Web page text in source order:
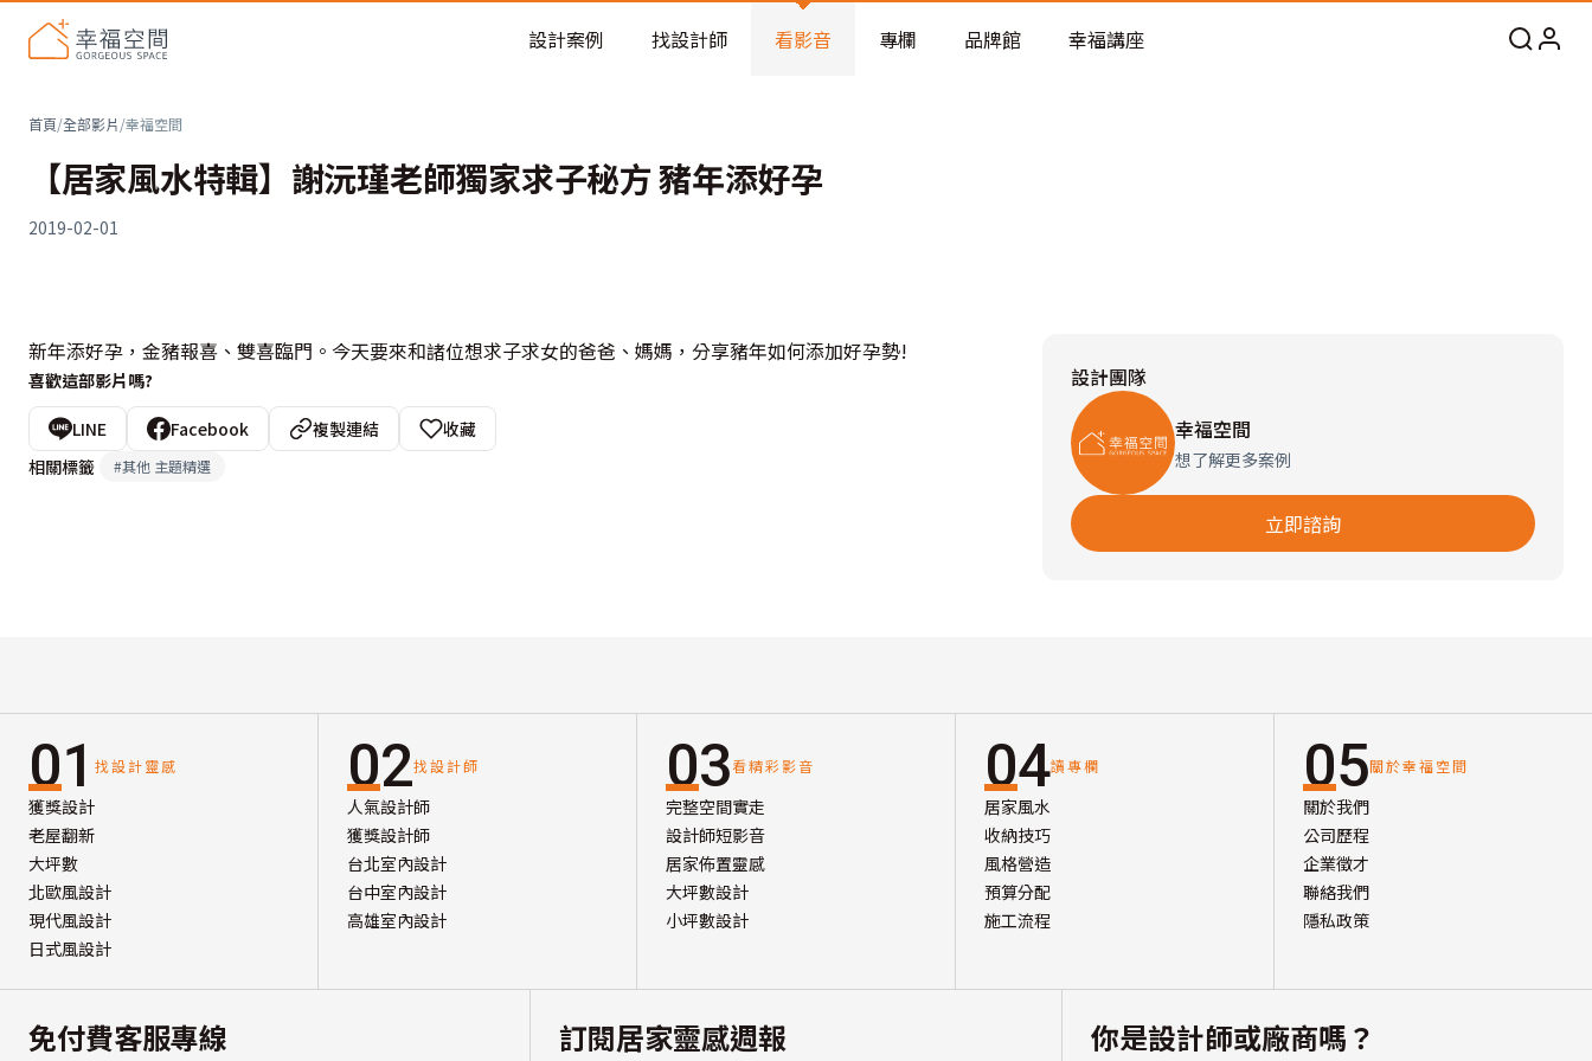
老屋預算分配與高 CP 值煥新術
設計案例 找設計師 看影音 專欄 品牌館 幸福講座
首頁/全部影片/幸福空間
【居家風水特輯】謝沅瑾老師獨家求子秘方 豬年添好孕
2019-02-01
新年添好孕，金豬報喜、雙喜臨門。今天要來和諸位想求子求女的爸爸、媽媽，分享豬年如何添加好孕勢!
喜歡這部影片嗎?
LINE Facebook 複製連結
收藏
相關標籤
#其他 主題精選
設計團隊
幸福空間
想了解更多案例
立即諮詢
01 找設計靈感
獲獎設計
老屋翻新
大坪數
北歐風設計
現代風設計
日式風設計
02找設計師
人氣設計師
獲獎設計師
台北室內設計
台中室內設計
高雄室內設計
03看精彩影音
完整空間實走
設計師短影音
居家佈置靈感
大坪數設計
小坪數設計
04讀專欄
居家風水
收納技巧
風格營造
預算分配
施工流程
05關於幸福空間
關於我們
公司歷程
企業徵才
聯絡我們
隱私政策
免付費客服專線 訂閱居家靈感週報 你是設計師或廠商嗎？